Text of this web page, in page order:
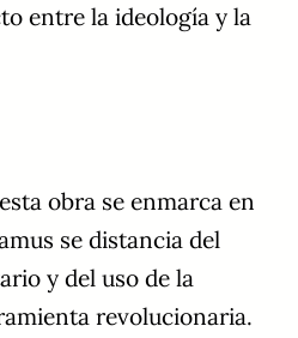
entre la ideología y la
obra se enmarca en
se distancia del
y del uso de la
revolucionaria.